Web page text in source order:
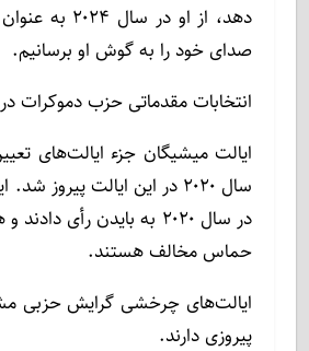
دهد، از
صدای خود را به گوش او برسانیم.
انتخابات مقدماتی حزب دموکرات در ایالت
در سال ۲۰۲۰ به بایدن
حماس مخالف هستند.
ایالت‌های چرخشی گرایش حزبی
پیروزی دارند.